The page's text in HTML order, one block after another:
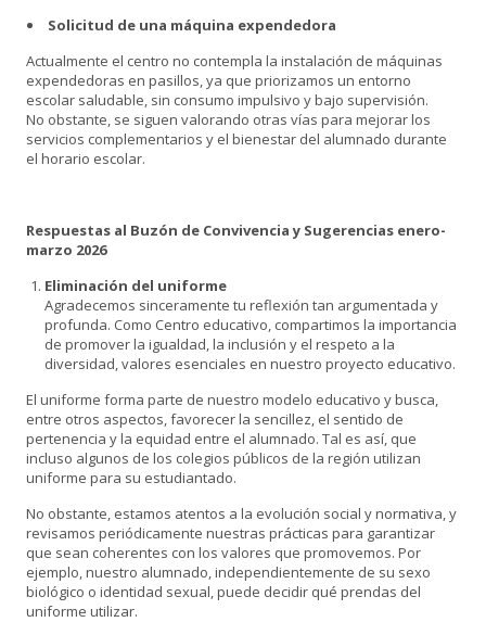
Solicitud de una máquina expendedora
Actualmente el centro no contempla la instalación de máquinas
expendedoras en pasillos, ya que priorizamos un entorno
escolar saludable, sin consumo impulsivo y bajo supervisión.
No obstante, se siguen valorando otras vías para mejorar los
servicios complementarios y el bienestar del alumnado durante
el horario escolar.
Respuestas al Buzón de Convivencia y Sugerencias enero-
marzo 2026
Eliminación del uniforme
Agradecemos sinceramente tu reflexión tan argumentada y
profunda. Como Centro educativo, compartimos la importancia
de promover la igualdad, la inclusión y el respeto a la
diversidad, valores esenciales en nuestro proyecto educativo.
El uniforme forma parte de nuestro modelo educativo y busca,
entre otros aspectos, favorecer la sencillez, el sentido de
pertenencia y la equidad entre el alumnado. Tal es así, que
incluso algunos de los colegios públicos de la región utilizan
uniforme para su estudiantado.
No obstante, estamos atentos a la evolución social y normativa, y
revisamos periódicamente nuestras prácticas para garantizar
que sean coherentes con los valores que promovemos. Por
ejemplo, nuestro alumnado, independientemente de su sexo
biológico o identidad sexual, puede decidir qué prendas del
uniforme utilizar.